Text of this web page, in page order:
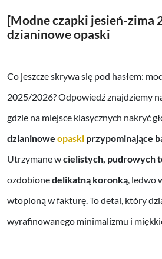
[Modne czapki jesień-zima
dzianinowe opaski
Co jeszcze skrywa się pod hasłem:
2025/2026? Odpowiedź znajdziemy
gdzie na miejsce klasycznych nakryć
dzianinowe opaski przypominające
Utrzymane wcielistych, pudrowych
ozdobionedelikatną koronką, ledwo
wtopioną w fakturę. To detal, który
wyrafinowanego minimalizmu i